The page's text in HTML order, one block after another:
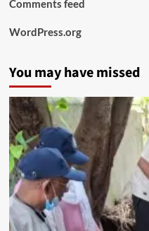
Comments feed
WordPress.org
You may have missed